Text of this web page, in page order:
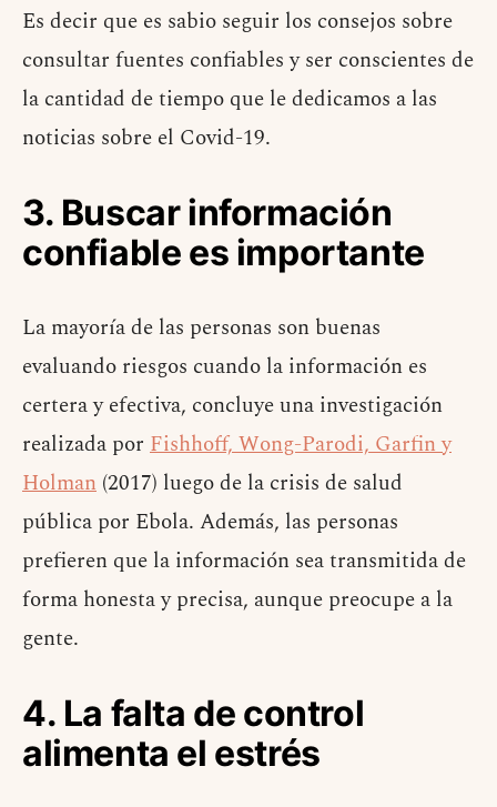
Es decir que es sabio seguir los consejos sobre
consultar fuentes confiables y ser conscientes de
la cantidad de tiempo que le dedicamos a las
noticias sobre el Covid-19.
3. Buscar información
confiable es importante
La mayoría de las personas son buenas
evaluando riesgos cuando la información es
certera y efectiva, concluye una investigación
realizada por Fishhoff, Wong-Parodi, Garfin y
Holman (2017) luego de la crisis de salud
pública por Ebola. Además, las personas
prefieren que la información sea transmitida de
forma honesta y precisa, aunque preocupe a la
gente.
4. La falta de control
alimenta el estrés